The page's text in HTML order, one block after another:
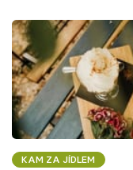
KAM ZA JÍDLEM